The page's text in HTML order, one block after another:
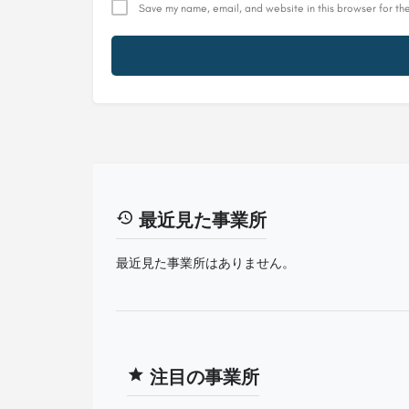
Save my name, email, and website in this browser for
最近見た事業所
最近見た事業所はありません。
注目の事業所